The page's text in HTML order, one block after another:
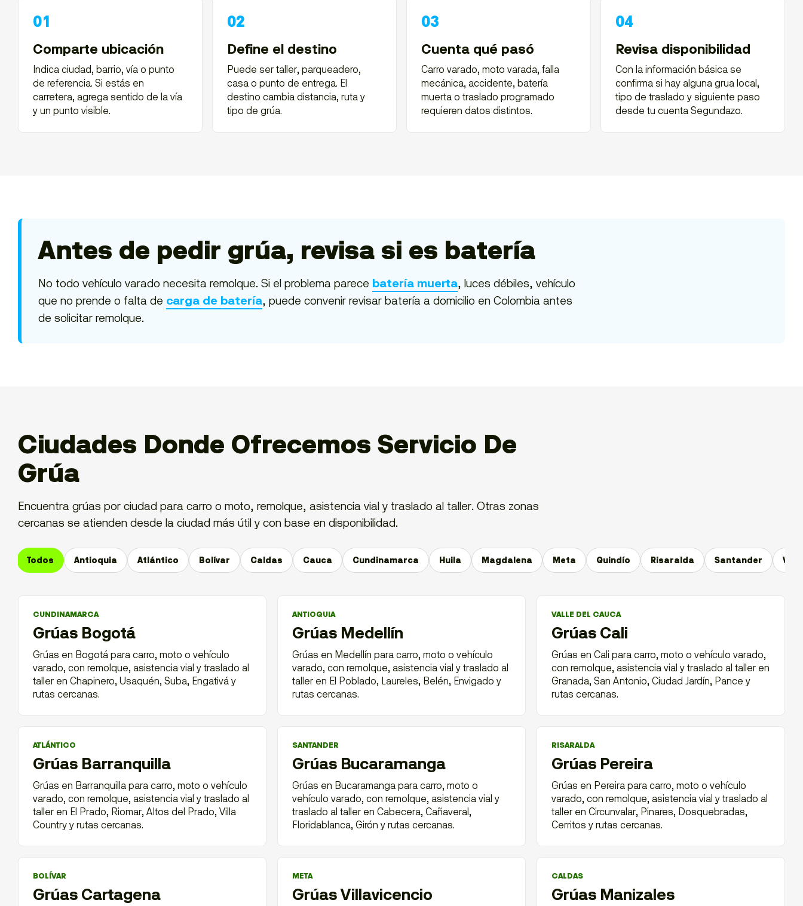
Comparte ubicación
Indica ciudad, barrio, vía o punto
de referencia. Si estás en
carretera, agrega sentido de la vía
y un punto visible.
Define el destino
Puede ser taller, parqueadero,
casa o punto de entrega. El
destino cambia distancia, ruta y
tipo de grúa.
Cuenta qué pasó
Carro varado, moto varada, falla
mecánica, accidente, batería
muerta o traslado programado
requieren datos distintos.
Revisa disponibilidad
Con la información básica se
confirma si hay alguna grua local,
tipo de traslado y siguiente paso
desde tu cuenta Segundazo.
Antes de pedir grúa, revisa si es batería
No todo vehículo varado necesita remolque. Si el problema parece batería muerta, luces débiles, vehículo
que no prende o falta de carga de batería, puede convenir revisar batería a domicilio en Colombia antes
de solicitar remolque.
Ciudades Donde Ofrecemos Servicio De
Grúa
Encuentra grúas por ciudad para carro o moto, remolque, asistencia vial y traslado al taller. Otras zonas
cercanas se atienden desde la ciudad más útil y con base en disponibilidad.
Todos Antioquia Atlántico Bolívar Caldas Cauca Cundinamarca Huila Magdalena Meta Quindío Risaralda Santander
CUNDINAMARCA
Grúas Bogotá
Grúas en Bogotá para carro, moto o vehículo
varado, con remolque, asistencia vial y traslado al
taller en Chapinero, Usaquén, Suba, Engativá y
rutas cercanas.
ANTIOQUIA
Grúas Medellín
Grúas en Medellín para carro, moto o vehículo
varado, con remolque, asistencia vial y traslado al
taller en El Poblado, Laureles, Belén, Envigado y
rutas cercanas.
VALLE DEL CAUCA
Grúas Cali
Grúas en Cali para carro, moto o vehículo varado,
con remolque, asistencia vial y traslado al taller en
Granada, San Antonio, Ciudad Jardín, Pance y
rutas cercanas.
ATLÁNTICO
Grúas Barranquilla
Grúas en Barranquilla para carro, moto o vehículo
varado, con remolque, asistencia vial y traslado al
taller en El Prado, Riomar, Altos del Prado, Villa
Country y rutas cercanas.
SANTANDER
Grúas Bucaramanga
Grúas en Bucaramanga para carro, moto o
vehículo varado, con remolque, asistencia vial y
traslado al taller en Cabecera, Cañaveral,
Floridablanca, Girón y rutas cercanas.
RISARALDA
Grúas Pereira
Grúas en Pereira para carro, moto o vehículo
varado, con remolque, asistencia vial y traslado al
taller en Circunvalar, Pinares, Dosquebradas,
Cerritos y rutas cercanas.
BOLÍVAR
Grúas Cartagena
META
Grúas Villavicencio
CALDAS
Grúas Manizales